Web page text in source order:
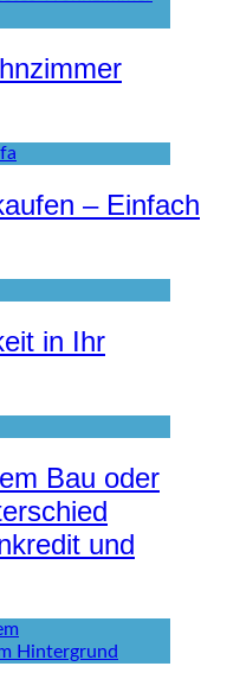
– Einfach
in Ihr
Bau oder
und